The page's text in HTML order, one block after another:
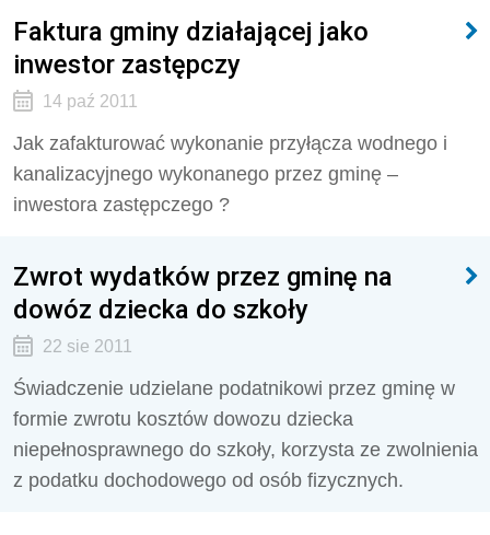
Faktura gminy działającej jako
inwestor zastępczy
14 paź 2011
Jak zafakturować wykonanie przyłącza wodnego i
kanalizacyjnego wykonanego przez gminę –
inwestora zastępczego ?
Zwrot wydatków przez gminę na
dowóz dziecka do szkoły
22 sie 2011
Świadczenie udzielane podatnikowi przez gminę w
formie zwrotu kosztów dowozu dziecka
niepełnosprawnego do szkoły, korzysta ze zwolnienia
z podatku dochodowego od osób fizycznych.